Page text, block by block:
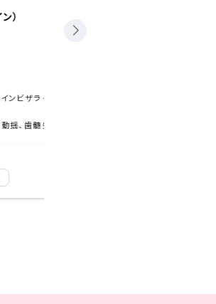
歯根吸収、歯肉退縮、歯の動揺、歯髄失活、顎関節症状の悪化、ブラックトライアングル、エナメルクラック、清掃不良による齲蝕など